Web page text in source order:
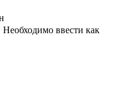
ввести как